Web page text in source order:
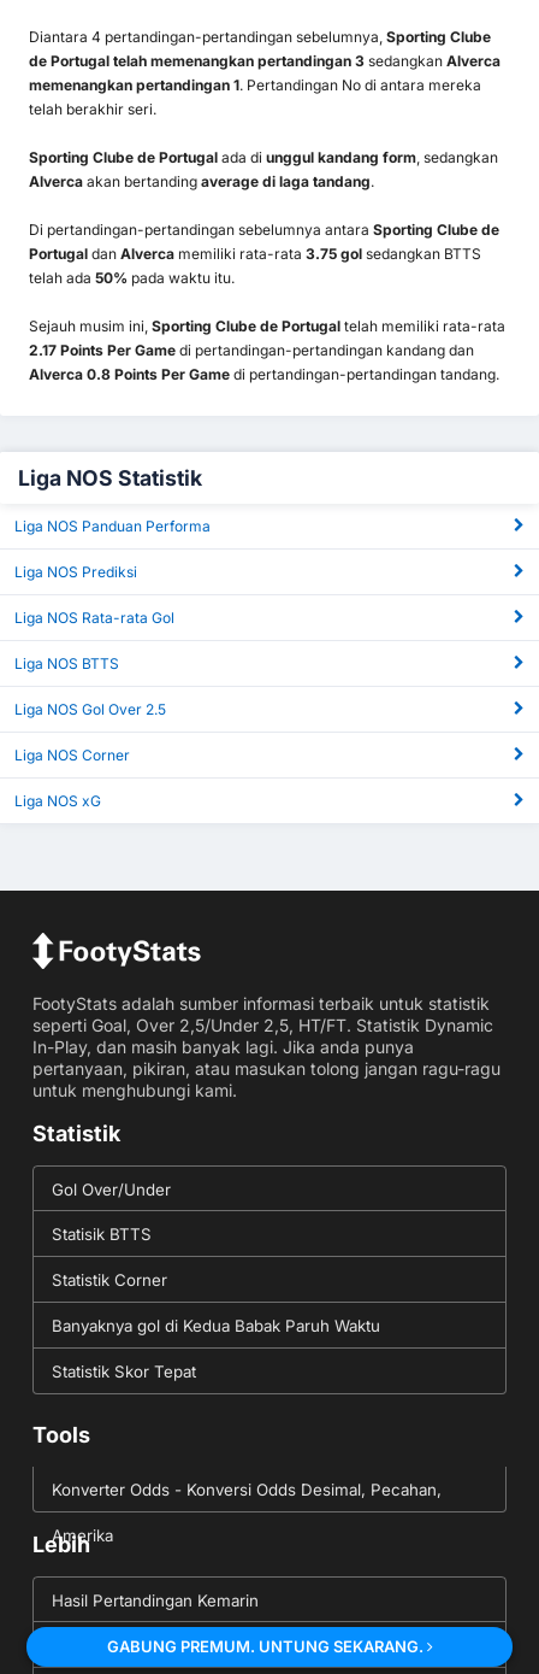
Diantara 4 pertandingan-pertandingan sebelumnya, Sporting Clube
de Portugal telah memenangkan pertandingan 3 sedangkan Alverca
memenangkan pertandingan 1. Pertandingan No di antara mereka
telah berakhir seri.
Sporting Clube de Portugal ada di unggul kandang form , sedangkan
Alverca akan bertanding average di laga tandang.
Di pertandingan-pertandingan sebelumnya antara Sporting Clube de
Portugal dan Alverca memiliki rata-rata 3.75 gol sedangkan BTTS
telah ada 50% pada waktu itu.
Sejauh musim ini, Sporting Clube de Portugal telah memiliki rata-rata
2.17 Points Per Game di pertandingan-pertandingan kandang dan
Alverca 0.8 Points Per Game di pertandingan-pertandingan tandang.
Liga NOS Statistik
Liga NOS Panduan Performa
Liga NOS Prediksi
Liga NOS Rata-rata Gol
Liga NOS BTTS
Liga NOS Gol Over 2.5
Liga NOS Corner
Liga NOS xG
FootyStats adalah sumber informasi terbaik untuk statistik
seperti Goal, Over 2,5/Under 2,5, HT/FT. Statistik Dynamic
In-Play, dan masih banyak lagi. Jika anda punya
pertanyaan, pikiran, atau masukan tolong jangan ragu-ragu
untuk menghubungi kami.
Statistik
Gol Over/Under
Statisik BTTS
Statistik Corner
Banyaknya gol di Kedua Babak Paruh Waktu
Statistik Skor Tepat
Tools
Konverter Odds - Konversi Odds Desimal, Pecahan,
Amerika
Lebih
Hasil Pertandingan Kemarin
Pertandingan Besok
GABUNG PREMUM. UNTUNG SEKARANG.